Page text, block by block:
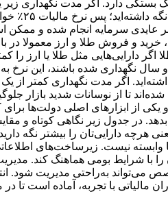
عایدی سرمایه انجام شده و ممکن
و فروش طلا و ارز معمولا در
تا از نوسانات شدید بازار
ابزارهای اصلی دولت‌ها برای
در جدول زیر نگاهی کوتاه و
دارایی‌تان را بیشتر نگه
وابسته نیست. زیرساخت‌های
با شرایط بومی هماهنگ کند.
می‌تواند به‌راحتی مدیریت
با تجربه، آماده است تا